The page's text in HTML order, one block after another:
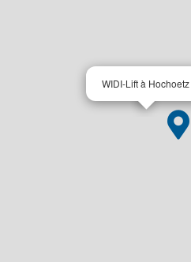
WIDI-Lift à Hochoetz